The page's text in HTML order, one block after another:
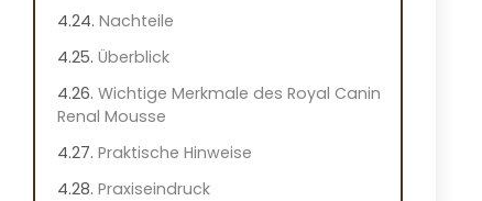
Nachteile
Überblick
Wichtige Merkmale des Royal Canin
Renal Mousse
Praktische Hinweise
Praxiseindruck